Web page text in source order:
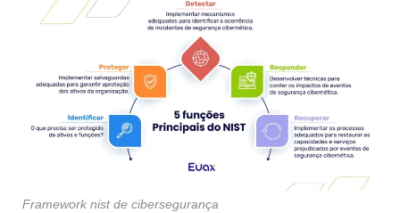
Framework nist de cibersegurança